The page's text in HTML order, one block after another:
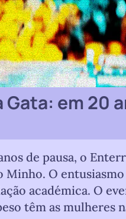
Gata: em 20
de pausa, o
Minho. O
académica. O
têm as mulheres